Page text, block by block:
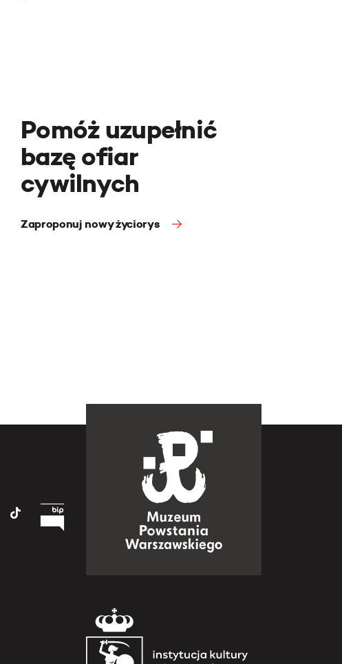
Pomóż uzupełnić
bazę ofiar
cywilnych
Zaproponuj nowy życiorys